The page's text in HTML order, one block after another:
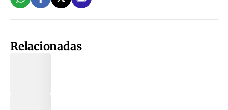
Relacionadas